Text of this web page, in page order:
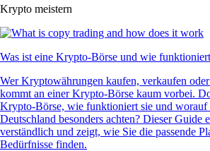
Krypto meistern
Was ist eine Krypto-Börse und wie
Wer Kryptowährungen kaufen, verkaufen
kommt an einer Krypto-Börse kaum vorbei.
Krypto-Börse, wie funktioniert sie und worauf
Deutschland besonders achten? Dieser Guide
verständlich und zeigt, wie Sie die passende
Bedürfnisse finden.